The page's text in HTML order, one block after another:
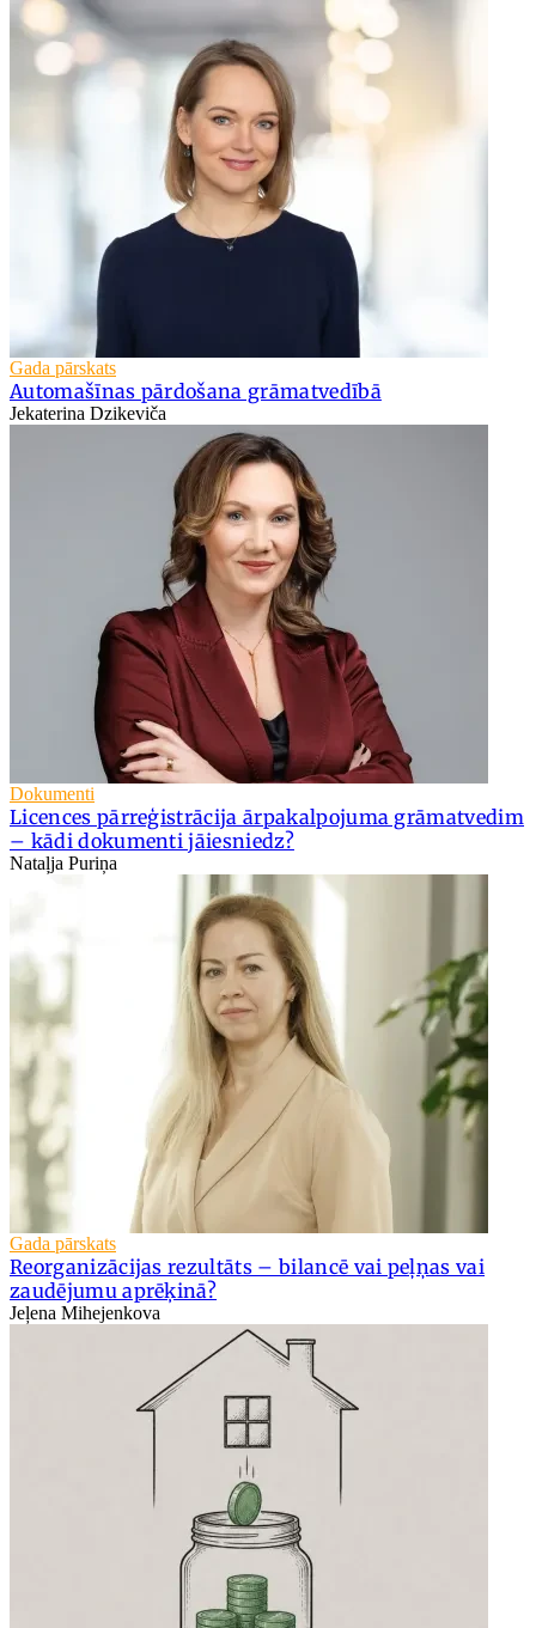
Gada pārskats
Automašīnas pārdošana grāmatvedībā
Jekaterina Dzikeviča
Dokumenti
Licences pārreģistrācija ārpakalpojuma grāmatvedim
– kādi dokumenti jāiesniedz?
Nataļja Puriņa
Gada pārskats
Reorganizācijas rezultāts – bilancē vai peļņas vai
zaudējumu aprēķinā?
Jeļena Mihejenkova